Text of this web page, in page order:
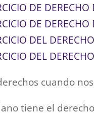
DE
DE
DEL
DEL
cuando
tiene el